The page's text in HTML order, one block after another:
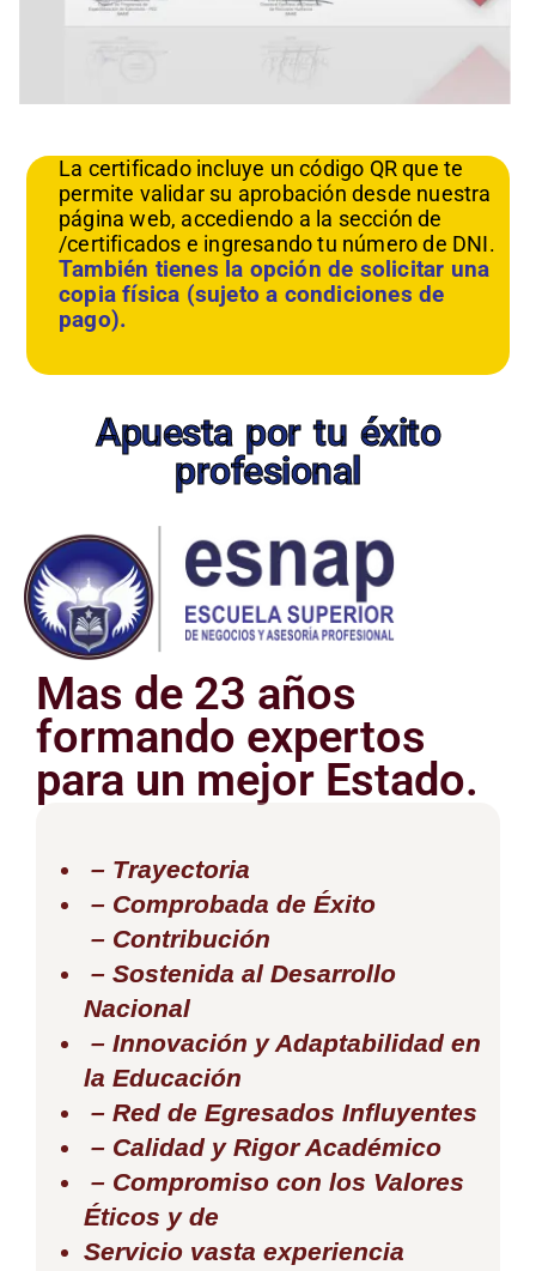
La certificado incluye un código QR que te
permite validar su aprobación desde nuestra
página web, accediendo a la sección de
/certificados e ingresando tu número de DNI.
También tienes la opción de solicitar una
copia física (sujeto a condiciones de
pago).
Apuesta por tu éxito
profesional
Mas de 23 años
formando expertos
para un mejor Estado.
– Trayectoria
– Comprobada de Éxito
– Contribución
– Sostenida al Desarrollo
Nacional
– Innovación y Adaptabilidad en
la Educación
– Red de Egresados Influyentes
– Calidad y Rigor Académico
– Compromiso con los Valores
Éticos y de
Servicio vasta experiencia